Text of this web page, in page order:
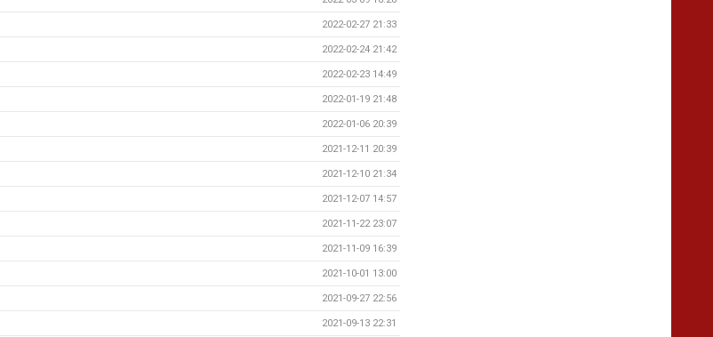
2022-02-27 21:33
2022-02-24 21:42
2022-02-23 14:49
2022-01-19 21:48
2022-01-06 20:39
2021-12-11 20:39
2021-12-10 21:34
2021-12-07 14:57
2021-11-22 23:07
2021-11-09 16:39
2021-10-01 13:00
2021-09-27 22:56
2021-09-13 22:31